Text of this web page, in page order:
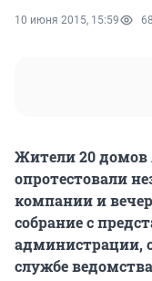
10 июня 2015, 15:59
Жители 20 домов
опротестовали
компании и
собрание с
администрации,
службе